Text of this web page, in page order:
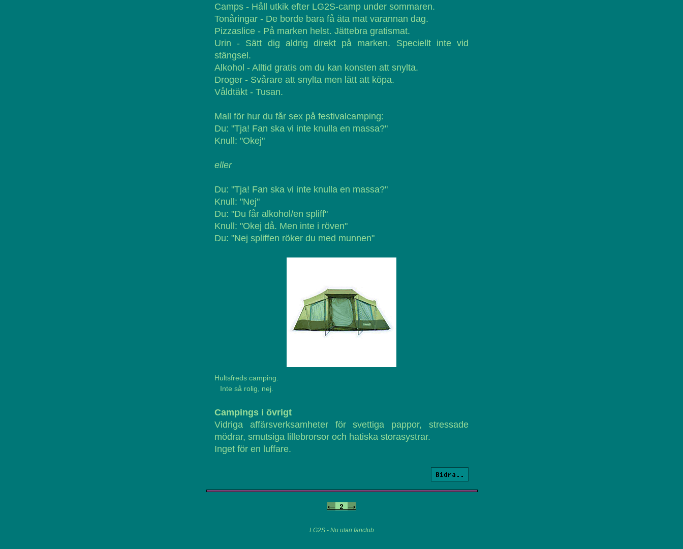
Camps - Håll utkik efter LG2S-camp under sommaren.
Tonåringar - De borde bara få äta mat varannan dag.
Pizzaslice - På marken helst. Jättebra gratismat.
Urin - Sätt dig aldrig direkt på marken. Speciellt inte vid
stängsel.
Alkohol - Alltid gratis om du kan konsten att snylta.
Droger - Svårare att snylta men lätt att köpa.
Våldtäkt - Tusan.
Mall för hur du får sex på festivalcamping:
Du: "Tja! Fan ska vi inte knulla en massa?"
Knull: "Okej"
eller
Du: "Tja! Fan ska vi inte knulla en massa?"
Knull: "Nej"
Du: "Du får alkohol/en spliff"
Knull: "Okej då. Men inte i röven"
Du: "Nej spliffen röker du med munnen"
Hultsfreds camping.
Inte så rolig, nej.
Campings i övrigt
Vidriga affärsverksamheter för svettiga pappor, stressade
mödrar, smutsiga lillebrorsor och hatiska storasystrar.
Inget för en luffare.
Bidra..
<- 2 ->
LG2S - Nu utan fanclub